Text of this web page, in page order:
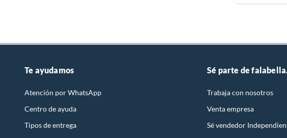
Te ayudamos
Atención por WhatsApp
Centro de ayuda
Tipos de entrega
Sé parte de
Trabaja con nosotros
Venta empresa
Sé vendedor